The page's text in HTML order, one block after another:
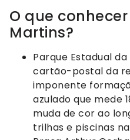
O que
Martins?
Parque Estadual
cartão-postal da
imponente
azulado que mede
muda de cor ao
trilhas e piscinas